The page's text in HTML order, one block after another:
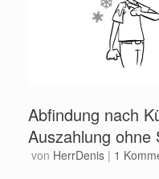
Abfindung nach
Auszahlung ohne
von HerrDenis | 1